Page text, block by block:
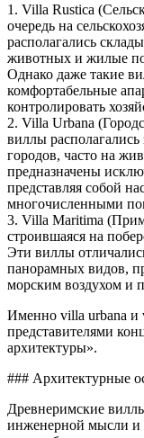
1. Villa Rustica
очередь на
располагались
животных и жилые
Однако даже такие
комфортабельные
контролировать
2. Villa Urbana
виллы располагались
городов, часто на
предназначены
представляя собой
многочисленными
3. Villa Maritima
строившаяся на
Эти виллы
панорамных видов,
морским воздухом и
Именно villa urbana и
представителями
архитектуры».
### Архитектурные
Древнеримские
инженерной мысли